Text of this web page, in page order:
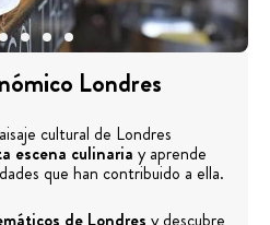
Londres
cultural de Londres
escena culinaria y aprende
que han contribuido a ella.